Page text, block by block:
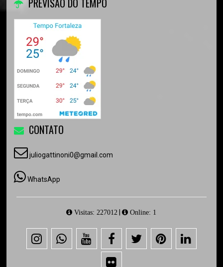
CONTATO
juliogattinoni0@gmail.com
WhatsApp
Visitas: 227012 | Online: 1